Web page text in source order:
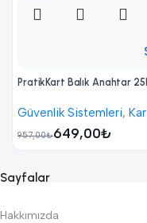
PratikKart Balık Anahtar
Güvenlik Sistemleri,
957,00₺649,00₺
Sayfalar
Hakkımızda